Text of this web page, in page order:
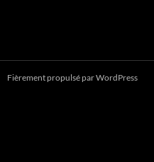
Fièrement propulsé par WordPress